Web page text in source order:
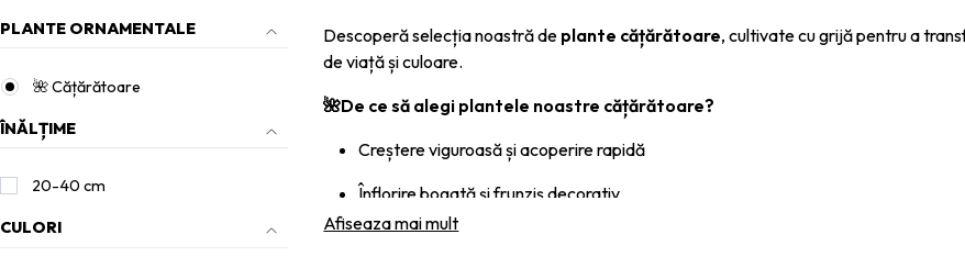
PLANTE ORNAMENTALE
🌺 Cățărătoare
ÎNĂLȚIME
20-40 cm
CULORI
Descoperă selecția noastră de plante cățărătoare, cultivate cu grijă pentru a
de viață și culoare.
🌺De ce să alegi plantele noastre cățărătoare?
Creștere viguroasă și acoperire rapidă
Înflorire bogată și frunziș decorativ
Ideale pentru pergole, fațade, balcoane și garduri
Afiseaza mai mult